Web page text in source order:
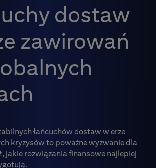
dostaw
zawirowań
łańcuchów dostaw w erze
kryzysów to poważne wyzwanie dla
jakie rozwiązania finansowe najlepiej